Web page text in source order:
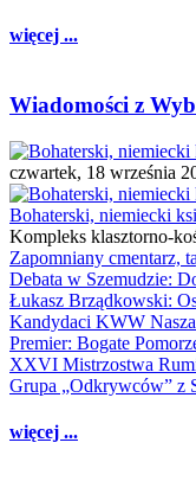
więcej ...
Wiadomości z
czwartek, 18 września
Bohaterski, niemiecki
Kompleks klasztorno-
Zapomniany cmentarz,
Debata w Szemudzie:
Łukasz Brządkowski:
Kandydaci KWW
Premier: Bogate
XXVI Mistrzostwa
Grupa „Odkrywców” z
więcej ...